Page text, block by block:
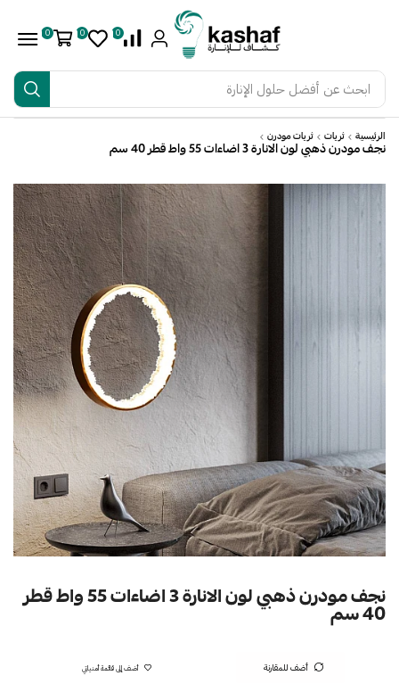
ابحث عن أفضل حلول الإنارة
0
0
0
الرئيسية ثريات ثريات مودرن
نجف مودرن ذهبي لون الانارة 3 اضاءات 55 واط قطر 40 سم
نجف مودرن ذهبي لون الانارة 3 اضاءات 55 واط قطر
40 سم
أضف للمقارنة أضف إلى قائمة أمنياتي